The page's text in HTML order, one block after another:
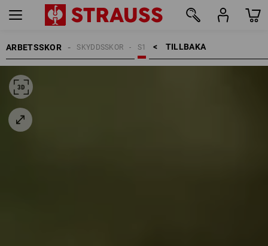
ARBETSSKOR TILLBAKA    >
S1
SKYDDSSKOR